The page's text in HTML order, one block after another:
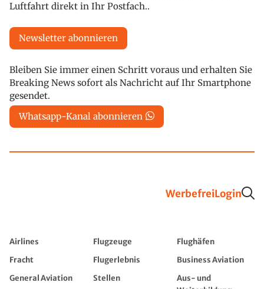
Luftfahrt direkt in Ihr Postfach..
Newsletter abonnieren
Bleiben Sie immer einen Schritt voraus und erhalten Sie
Breaking News sofort als Nachricht auf Ihr Smartphone
gesendet.
Whatsapp-Kanal abonnieren
WerbefreiLogin
Airlines Flugzeuge
Flughäfen
Fracht
Flugerlebnis
Business Aviation
General Aviation
Stellen
Aus- und